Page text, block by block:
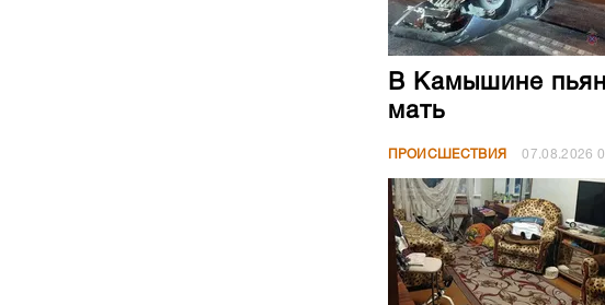
В Камышине
мать
ПРОИСШЕСТВИЯ 07.08.2026